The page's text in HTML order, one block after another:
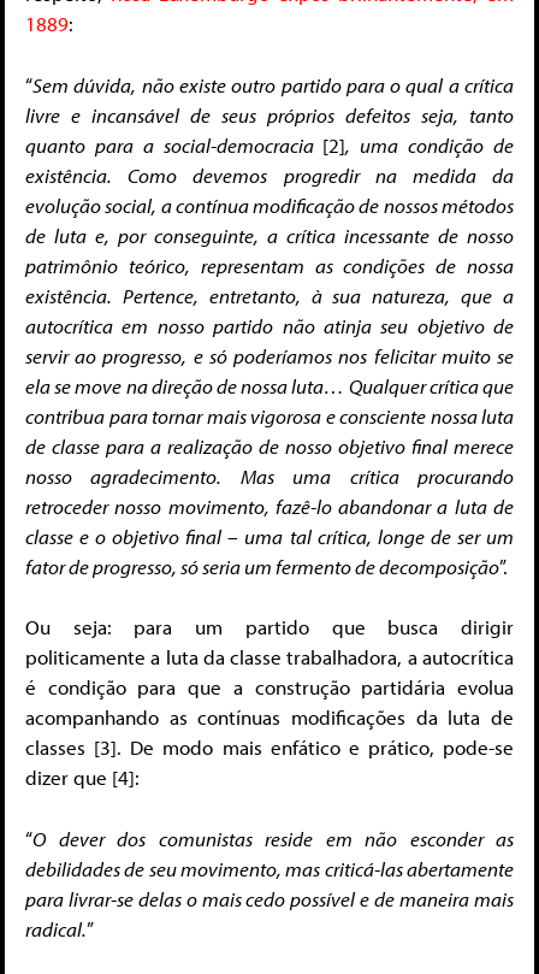
1889:
“Sem dúvida, não existe outro partido para o qual a crítica
livre e incansável de seus próprios defeitos seja, tanto
quanto para a social-democracia [2], uma condição de
existência. Como devemos progredir na medida da
evolução social, a contínua modificação de nossos métodos
de luta e, por conseguinte, a crítica incessante de nosso
patrimônio teórico, representam as condições de nossa
existência. Pertence, entretanto, à sua natureza, que a
autocrítica em nosso partido não atinja seu objetivo de
servir ao progresso, e só poderíamos nos felicitar muito se
ela se move na direção de nossa luta… Qualquer crítica que
contribua para tornar mais vigorosa e consciente nossa luta
de classe para a realização de nosso objetivo final merece
nosso agradecimento. Mas uma crítica procurando
retroceder nosso movimento, fazê-lo abandonar a luta de
classe e o objetivo final – uma tal crítica, longe de ser um
fator de progresso, só seria um fermento de decomposição”.
Ou seja: para um partido que busca dirigir
politicamente a luta da classe trabalhadora, a autocrítica
é condição para que a construção partidária evolua
acompanhando as contínuas modificações da luta de
classes [3]. De modo mais enfático e prático, pode-se
dizer que [4]:
“O dever dos comunistas reside em não esconder as
debilidades de seu movimento, mas criticá-las abertamente
para livrar-se delas o mais cedo possível e de maneira mais
radical.”